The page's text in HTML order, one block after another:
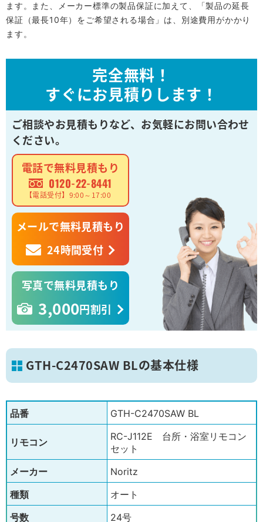
ます。また、メーカー標準の製品保証に加えて、「製品の延長
保証（最長10年）をご希望される場合」は、別途費用がかかり
ます。
完全無料！
すぐにお見積りします！
ご相談やお見積もりなど、 お気軽にお問い合わせ
ください。
電話で無料見積もり
0120-22-8441
【電話受付】9:00～17:00
メールで無料見積もり
24時間受付
写真で無料見積もり
3,000円割引
GTH-C2470SAW BLの基本仕様
品番 GTH-C2470SAW BL
リモコン
RC-J112E 台所・浴室リモコン
セット
メーカー
Noritz
種類
オート
号数
24号